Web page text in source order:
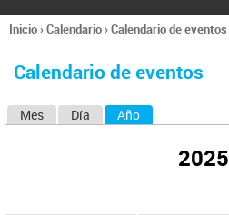
l
Se
usted
Inicio›Calendario›Calendario de eventos
Calendario de eventos
Mes Día Año
2025